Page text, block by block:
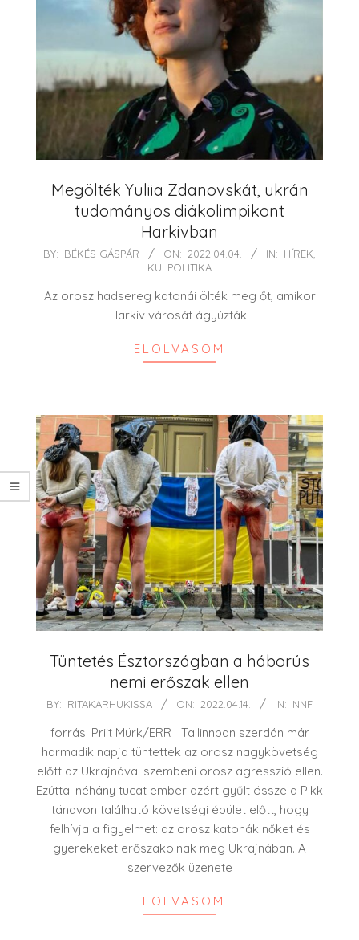
Megölték Yuliia Zdanovskát, ukrán
tudományos diákolimpikont
Harkivban
2022-
04
BY: BÉKÉS GÁSPÁR ON: 2022.04.04. IN: HÍREK
KÜLPOLITIKA
Az orosz hadsereg katonái ölték meg őt, amikor
Harkiv városát ágyúzták.
ELOLVASOM
Tüntetés Észtországban a háborús
nemi erőszak ellen
2022-
BY: RITAKARHUKISSA ON: 2022.04.14. IN: NNF
forrás: Priit Mürk/ERR Tallinnban szerdán már
harmadik napja tüntettek az orosz nagykövetség
előtt az Ukrajnával szembeni orosz agresszió ellen.
Ezúttal néhány tucat ember azért gyűlt össze a Pikk
tänavon található követségi épület előtt, hogy
felhívja a figyelmet: az orosz katonák nőket és
gyerekeket erőszakolnak meg Ukrajnában. A
szervezők üzenete
ELOLVASOM